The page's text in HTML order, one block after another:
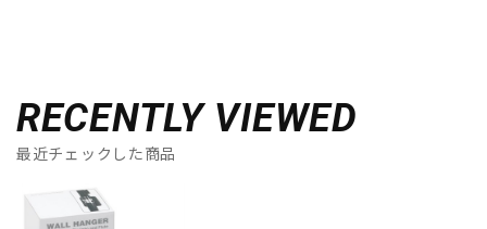
RECENTLY VIEWED
最近チェックした商品